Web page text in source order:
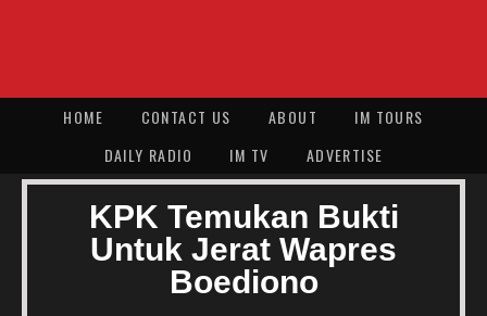
HOME CONTACT US ABOUT
IM TOURS
DAILY RADIO
IM TV ADVERTISE
KPK Temukan Bukti
Untuk Jerat Wapres
Boediono